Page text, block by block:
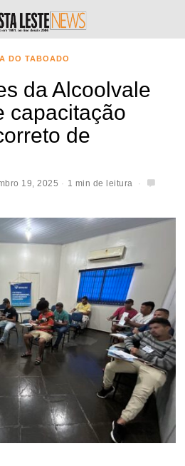
DO TABOADO
da Alcoolvale
capacitação
de
19, 2025 1 min de leitura